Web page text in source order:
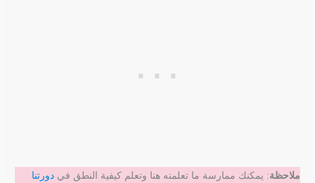
ملاحظة: يمكنك ممارسة ما تعلمته هنا وتعلم كيفية النطق فيدورتنا